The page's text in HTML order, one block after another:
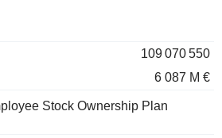
109 070 550
6 087 M €
Stock Ownership Plan